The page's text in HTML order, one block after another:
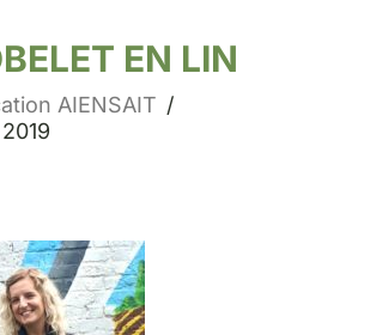
EN LIN
AIENSAIT